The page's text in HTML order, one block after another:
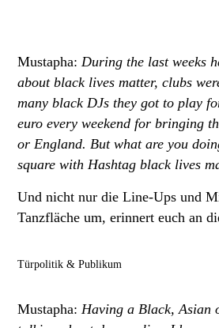
Mustapha: During the last weeks
about black lives matter, clubs
many black DJs they got to play
euro every weekend for bringing
or England. But what are you
square with Hashtag black lives
Und nicht nur die Line-Ups und
Tanzfläche um, erinnert euch an
Türpolitik & Publikum
Mustapha: Having a Black, Asian